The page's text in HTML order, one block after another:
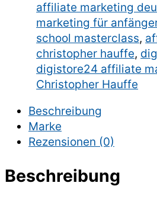
affiliate marketing
marketing für
school masterclass,
christopher hauffe,
digistore24 affiliate
Christopher Hauffe
Beschreibung
Marke
Rezensionen (0)
Beschreibung